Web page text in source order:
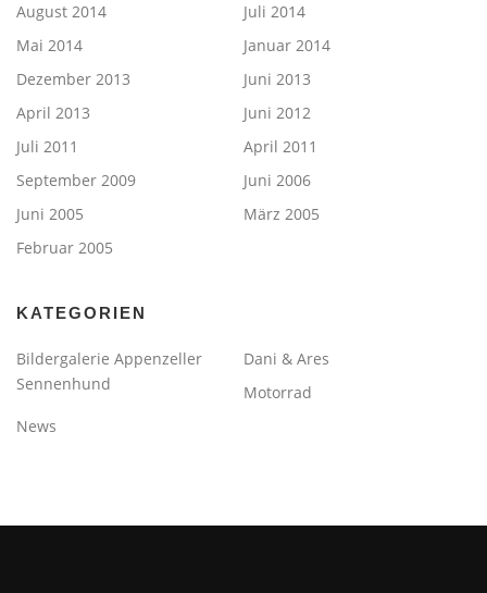
August 2014
Juli 2014
Mai 2014
Januar 2014
Dezember 2013
Juni 2013
April 2013
Juni 2012
Juli 2011
April 2011
September 2009
Juni 2006
Juni 2005
März 2005
Februar 2005
KATEGORIEN
Bildergalerie Appenzeller
Sennenhund
Dani & Ares
Motorrad
News